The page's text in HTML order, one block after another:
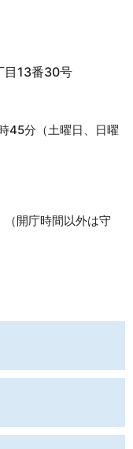
13番30号
45分（土曜日、日曜
（開庁時間以外は守